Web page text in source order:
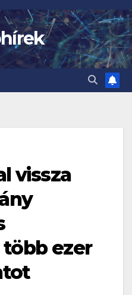
vissza
ezer